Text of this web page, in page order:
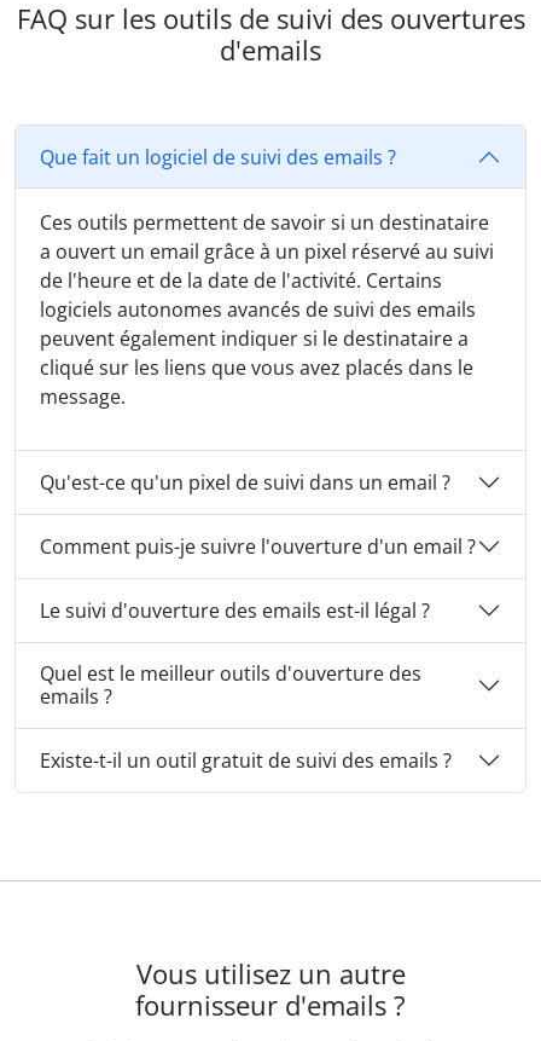
FAQ sur les outils de suivi des ouvertures
d'emails
Que fait un logiciel de suivi des emails ?
Ces outils permettent de savoir si un destinataire
a ouvert un email grâce à un pixel réservé au suivi
de l'heure et de la date de l'activité. Certains
logiciels autonomes avancés de suivi des emails
peuvent également indiquer si le destinataire a
cliqué sur les liens que vous avez placés dans le
message.
Qu'est-ce qu'un pixel de suivi dans un email ?
Comment puis-je suivre l'ouverture d'un email ?
Le suivi d'ouverture des emails est-il légal ?
Quel est le meilleur outils d'ouverture des
emails ?
Existe-t-il un outil gratuit de suivi des emails ?
Vous utilisez un autre
fournisseur d'emails ?